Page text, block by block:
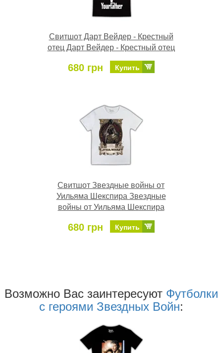
Свитшот Дарт Вейдер - Крестный
отец Дарт Вейдер - Крестный отец
680 грн Купить
Свитшот Звездные войны от
Уильяма Шекспира Звездные
войны от Уильяма Шекспира
680 грн Купить
Возможно Ваc заинтересуют Футболки
с героями Звездных Войн: